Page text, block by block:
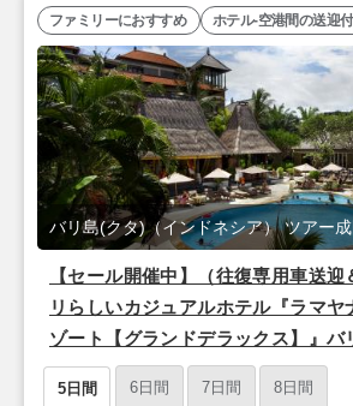
【セール開催中】（往復専用車送
リらしいカジュアルホテル『ラマヤ
ゾート【グランドデラックス】』バ
港航空利用/成田発》
バリ島(クタ)（インドネシア） ツアー
ファミリーにおすすめ ホテル-空港間の送迎
5日間 6日間 7日間 8日間